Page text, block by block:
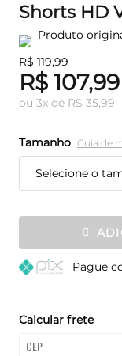
Shorts HD
Produto
R$ 119,99
R$ 107,99
ou 3x de R$ 35,99
Tamanho Guia de
Selecione o
Pague
Calcular frete